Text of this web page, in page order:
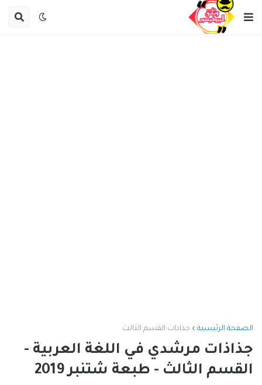
الصفحة الرئيسية جذاذات القسم الثالث
جذاذات مرشدي في اللغة العربية -
القسم الثالث - طبعة شتنبر 2019